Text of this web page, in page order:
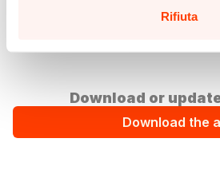
Rifiuta
Download or
Download the